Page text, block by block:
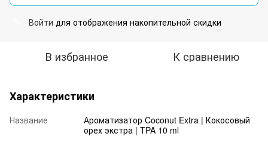
Войти для отображения накопительной скидки
В избранное К сравнению
Характеристики
Название
Ароматизатор Coconut Extra | Кокосовый
орех экстра | TPA 10 ml